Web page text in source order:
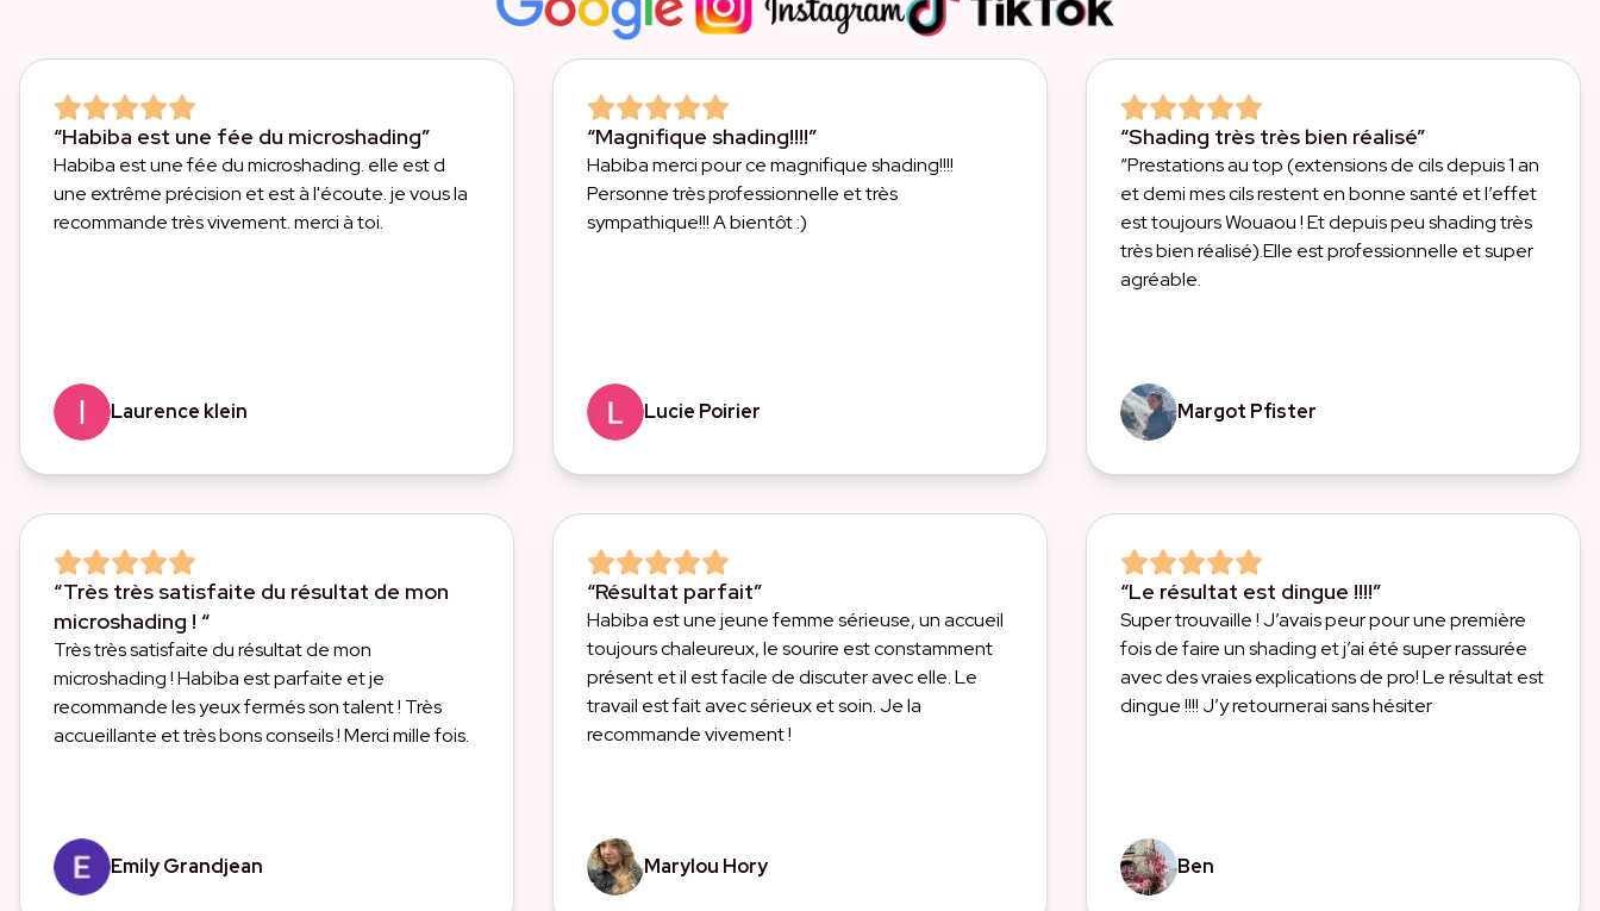
“Habiba est une fée du microshading”
Habiba est une fée du microshading. elle est d
une extrême précision et est à l'écoute. je vous la
recommande très vivement. merci à toi.
Laurence klein
“Magnifique shading!!!!”
Habiba merci pour ce magnifique shading!!!!
Personne très professionnelle et très
sympathique!!! A bientôt :)
Lucie Poirier
“Shading très très bien réalisé”
“Prestations au top (extensions de cils depuis 1 an
et demi mes cils restent en bonne santé et l’effet
est toujours Wouaou ! Et depuis peu shading très
très bien réalisé).Elle est professionnelle et super
agréable.
Margot Pfister
“Très très satisfaite du résultat de mon
microshading ! “
Très très satisfaite du résultat de mon
microshading ! Habiba est parfaite et je
recommande les yeux fermés son talent ! Très
accueillante et très bons conseils ! Merci mille fois.
Emily Grandjean
“Résultat parfait”
Habiba est une jeune femme sérieuse, un accueil
toujours chaleureux, le sourire est constamment
présent et il est facile de discuter avec elle. Le
travail est fait avec sérieux et soin. Je la
recommande vivement !
Marylou Hory
“Le résultat est dingue !!!!”
Super trouvaille ! J’avais peur pour une première
fois de faire un shading et j’ai été super rassurée
avec des vraies explications de pro! Le résultat est
dingue !!!! J’y retournerai sans hésiter
Ben